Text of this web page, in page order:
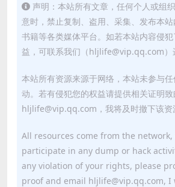
声明：本站所有文章，任何个人或组
意时，禁止复制、盗用、采集、发布本站
书籍等各类媒体平台。如若本站内容侵
益，可联系我们（hljlife@vip.qq.com）
本站所有资源来源于网络，本站未参与
动。若有侵犯您的权益请提供相关证明致
hljlife@vip.qq.com，我将及时撤下该资
All resources come from the
participate in any dump or hack
any violation of your rights, please
proof and email hljlife@vip.qq.com,